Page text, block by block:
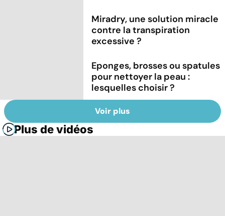
Miradry, une solution miracle
contre la transpiration
excessive ?
Eponges, brosses ou spatules
pour nettoyer la peau :
lesquelles choisir ?
Voir plus
Plus de vidéos